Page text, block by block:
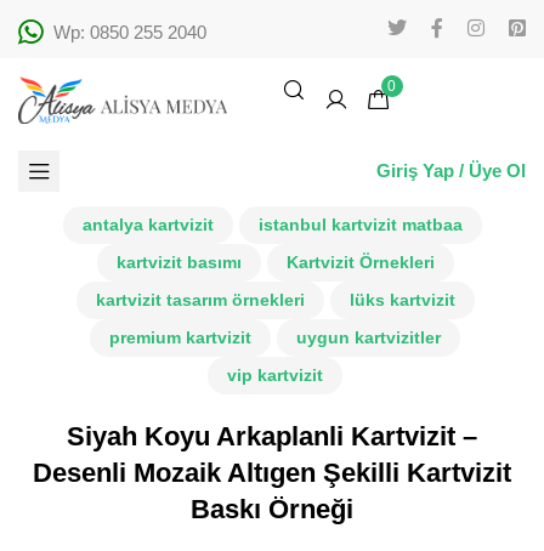
Wp: 0850 255 2040
0
Giriş Yap / Üye Ol
antalya kartvizit
istanbul kartvizit matbaa
kartvizit basımı
Kartvizit Örnekleri
kartvizit tasarım örnekleri
lüks kartvizit
premium kartvizit
uygun kartvizitler
vip kartvizit
Siyah Koyu Arkaplanli Kartvizit –
Desenli Mozaik Altıgen Şekilli Kartvizit
Baskı Örneği